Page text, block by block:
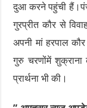
दुआ करने पहुंची
गुरप्रीत कौर से
अपनी मां हरपाल
गुरु चरणोंमें
प्रार्थना भी की।